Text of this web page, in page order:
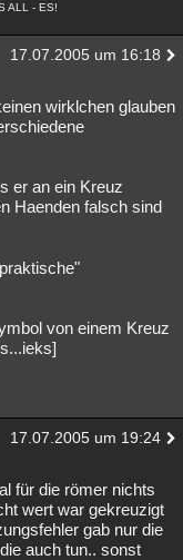
ALL - ES!
17.07.2005 um 16:18
wirklchen glauben
er an ein Kreuz
Haenden falsch sind
von einem Kreuz
17.07.2005 um 19:24
für die römer nichts
wert war gekreuzigt
gab nur die
auch tun.. sonst